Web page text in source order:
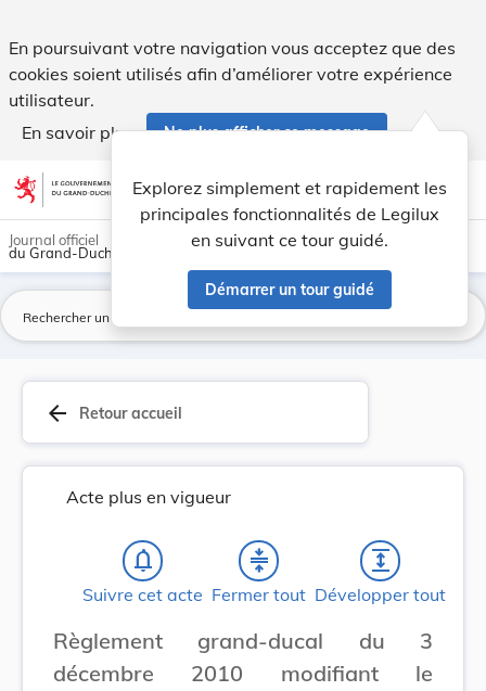
En poursuivant votre navigation vous acceptez que des
cookies soient utilisés afin d’améliorer votre expérience
utilisateur.
En savoir plus
Ne plus afficher ce message
Aller au contenu account_circle help Aide
Explorez simplement et rapidement les
principales fonctionnalités de Legilux
en suivant ce tour guidé.
Démarrer un tour guidé
light_mode dark_mode
Journal officiel
du Grand-Duché de Luxembourg
arrow_back Retour accueil
Acte plus en vigueur
notifications_none
Suivre cet acte
compress
Fermer tout
expand
Développer tout
Règlement grand-ducal du 3
décembre 2010 modifiant le